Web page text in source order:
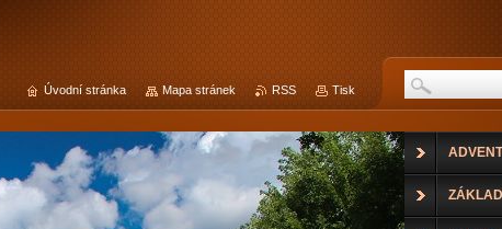
Úvodní stránka Mapa stránek RSS Tisk